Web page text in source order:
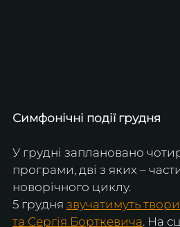
Симфонічні події грудня
У грудні заплановано
програми, дві з яких –
новорічного циклу.
5 грудня звучатимуть
та Сергія Борткевича. На